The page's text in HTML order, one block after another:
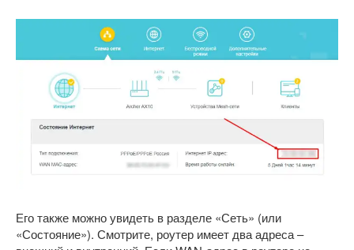
Его также можно увидеть в разделе «Сеть» (или
«Состояние»). Смотрите, роутер имеет два адреса –